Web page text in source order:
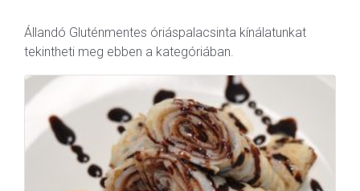
Állandó Gluténmentes óriáspalacsinta kínálatunkat
tekintheti meg ebben a kategóriában.